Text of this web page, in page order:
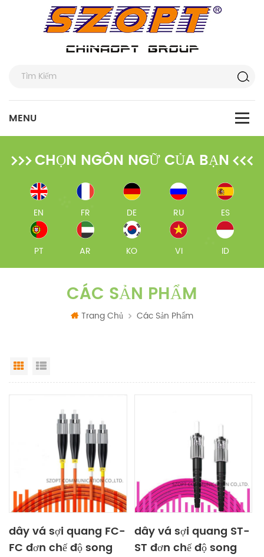
CHỌN NGÔN NGỮ CỦA BẠN
EN FR DE RU ES
PT AR KO VI ID
CÁC SẢN PHẨM
Trang Chủ Các Sản Phẩm
Grid View
dây vá sợi quang FC-
FC đơn chế độ song
dây vá sợi quang ST-
ST đơn chế độ song